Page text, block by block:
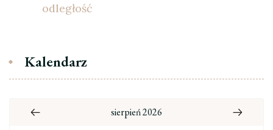
odległość
Kalendarz
sierpień 2026